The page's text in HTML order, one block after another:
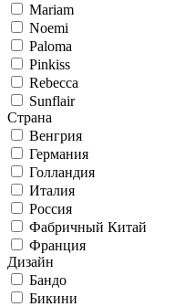
Mariam
Noemi
Paloma
Pinkiss
Rebecca
Sunflair
Страна
Венгрия
Германия
Голландия
Италия
Россия
Фабричный Китай
Франция
Дизайн
Бандо
Бикини